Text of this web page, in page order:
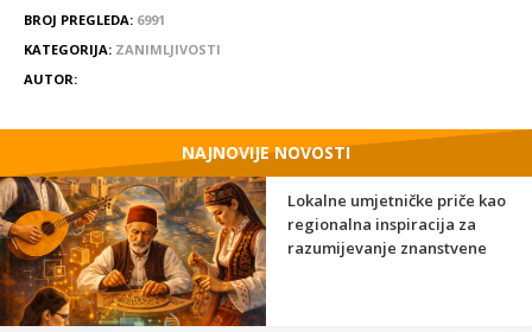
BROJ PREGLEDA: 6991
KATEGORIJA: ZANIMLJIVOSTI
AUTOR:
NAJNOVIJE NOVOSTI
Lokalne umjetničke priče kao
regionalna inspiracija za
razumijevanje znanstvene